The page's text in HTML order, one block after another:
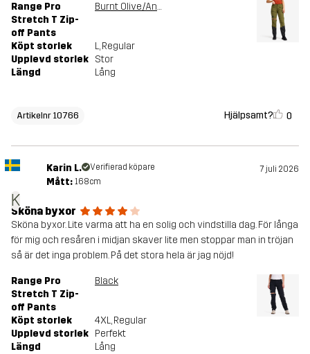
Range Pro
Stretch T Zip-
off Pants
Burnt Olive/Anthracite
Köpt storlek L, Regular
Upplevd storlek Stor
Längd
Lång
Artikelnr 10766 Hjälpsamt? 0
K
Karin L. Verifierad köpare 7 juli 2026
Mått: 168cm
Sköna byxor
Sköna byxor. Lite varma att ha en solig och vindstilla dag. För långa
för mig och resåren i midjan skaver lite men stoppar man in tröjan
så är det inga problem. På det stora hela är jag nöjd!
Range Pro
Stretch T Zip-
off Pants
Black
Köpt storlek 4XL, Regular
Upplevd storlek Perfekt
Längd
Lång